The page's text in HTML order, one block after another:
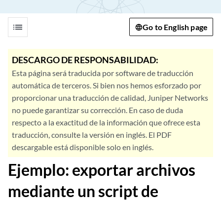
list Go to English page
DESCARGO DE RESPONSABILIDAD:
Esta página será traducida por software de traducción
automática de terceros. Si bien nos hemos esforzado por
proporcionar una traducción de calidad, Juniper Networks
no puede garantizar su corrección. En caso de duda
respecto a la exactitud de la información que ofrece esta
traducción, consulte la versión en inglés. El PDF
descargable está disponible solo en inglés.
Ejemplo: exportar archivos
mediante un script de